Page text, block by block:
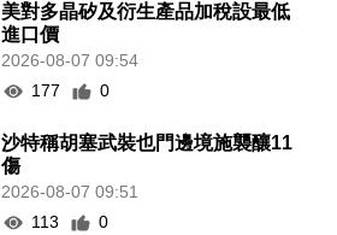
美對多晶矽及衍生產品加稅設最低
進口價
2026-08-07 09:54
177
0
沙特稱胡塞武裝也門邊境施襲釀11
傷
2026-08-07 09:51
113
0